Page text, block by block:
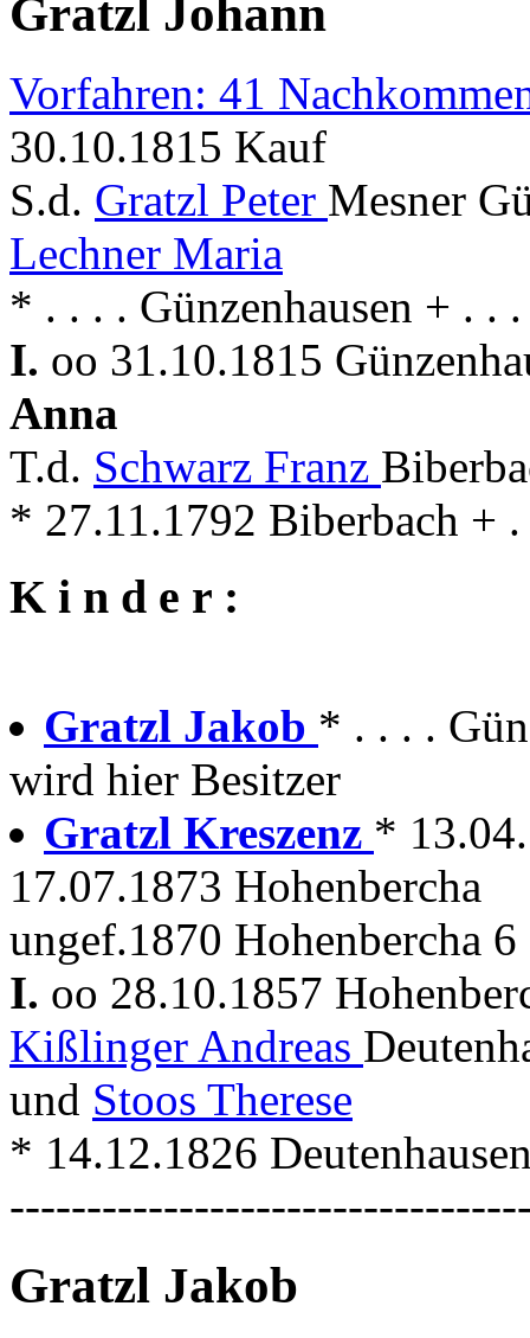
Gratzl Johann
Vorfahren: 41
30.10.1815 Kauf
S.d. Gratzl Peter Mesner
Lechner Maria
* . . . . Günzenhausen + . .
I. oo 31.10.1815
Anna
T.d. Schwarz Franz
* 27.11.1792 Biberbach + .
K i n d e r :
Gratzl Jakob * . . . .
wird hier Besitzer
Gratzl Kreszenz *
17.07.1873 Hohenbercha
ungef.1870 Hohenbercha 6
I. oo 28.10.1857
Kißlinger Andreas
und Stoos Therese
* 14.12.1826
Gratzl Jakob